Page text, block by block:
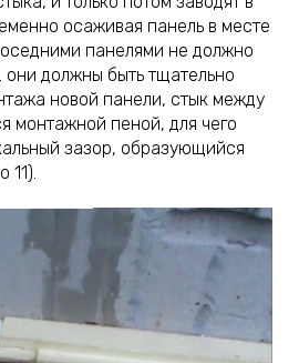
осаживая панель в месте
панелями не должно
они должны быть тщательно
новой панели, стык между
монтажной пеной, для чего
зазор, образующийся